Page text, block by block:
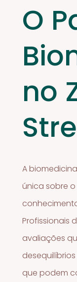
O
no
A
única sobre o
Profissionais
avaliações
que podem